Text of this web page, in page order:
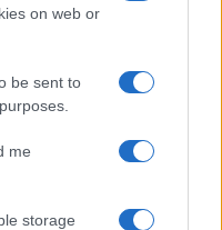
on web or
be sent to
me
storage
okosabb útvonalak és
itt hallgathatja meg